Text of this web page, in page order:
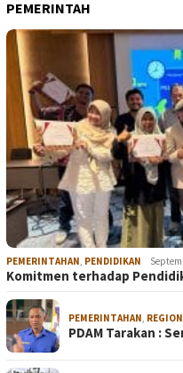
PEMERINTAH
PEMERINTAHAN PENDIDIKAN
Komitmen terhadap
PEMERINTAHAN
PDAM Tarakan :